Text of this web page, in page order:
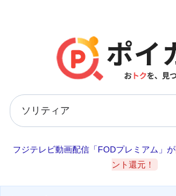
フジテレビ動画配信「FODプレミアム」が
ント還元！